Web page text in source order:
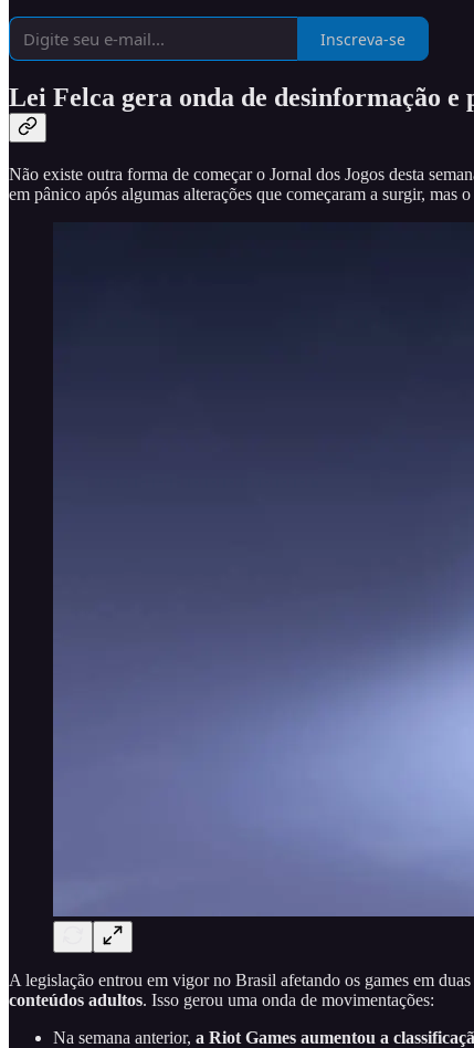
Inscreva-se
Lei Felca gera onda de desinformação e
Não existe outra forma de começar o Jornal dos Jogos desta
em pânico após algumas alterações que começaram a surgir, mas
A legislação entrou em vigor no Brasil afetando os games em
conteúdos adultos. Isso gerou uma onda de movimentações:
Na semana anterior, a Riot Games aumentou a